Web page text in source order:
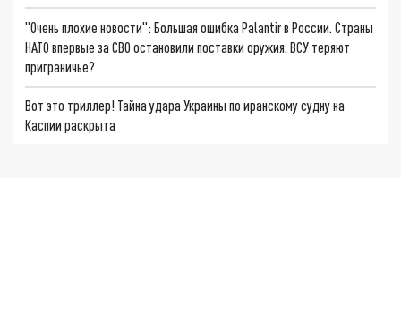
"Очень плохие новости": Большая ошибка Palantir в России. Страны
НАТО впервые за СВО остановили поставки оружия. ВСУ теряют
приграничье?
Вот это триллер! Тайна удара Украины по иранскому судну на
Каспии раскрыта